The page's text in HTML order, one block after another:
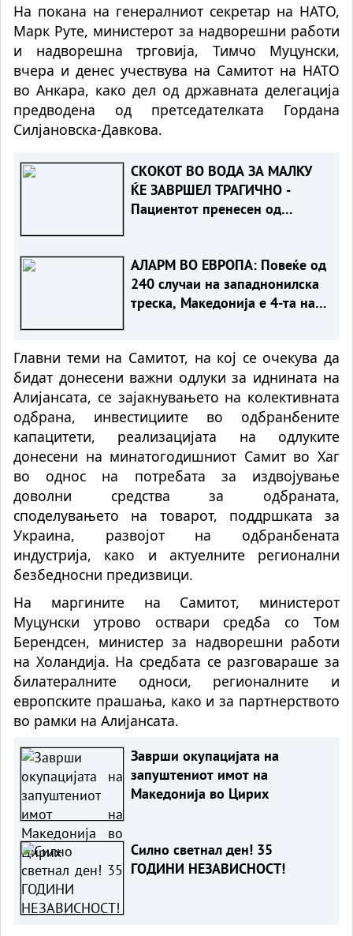
На покана на генералниот секретар на НАТО,
Марк Руте, министерот за надворешни работи
и надворешна трговија, Тимчо Муцунски,
вчера и денес учествува на Самитот на НАТО
во Анкара, како дел од државната делегација
предводена од претседателката Гордана
Силјановска-Давкова.
СКОКОТ ВО ВОДА ЗА МАЛКУ
ЌЕ ЗАВРШЕЛ ТРАГИЧНО -
Пациентот пренесен од
АЛАРМ ВО ЕВРОПА: Повеќе од
240 случаи на западнонилска
треска, Македонија е 4-та на
Главни теми на Самитот, на кој се очекува да
бидат донесени важни одлуки за иднината на
Алијансата, се зајакнувањето на колективната
одбрана, инвестициите во одбранбените
капацитети, реализацијата на одлуките
донесени на минатогодишниот Самит во Хаг
во однос на потребата за издвојување
доволни средства за одбраната,
споделувањето на товарот, поддршката за
Украина, развојот на одбранбената
индустрија, како и актуелните регионални
безбедносни предизвици.
На маргините на Самитот, министерот
Муцунски утрово оствари средба со Том
Берендсен, министер за надворешни работи
на Холандија. На средбата се разговараше за
билатералните односи, регионалните и
европските прашања, како и за партнерството
во рамки на Алијансата.
Заврши окупацијата на
запуштениот имот на
Македонија во Цирих
Силно светнал ден! 35
ГОДИНИ НЕЗАВИСНОСТ!